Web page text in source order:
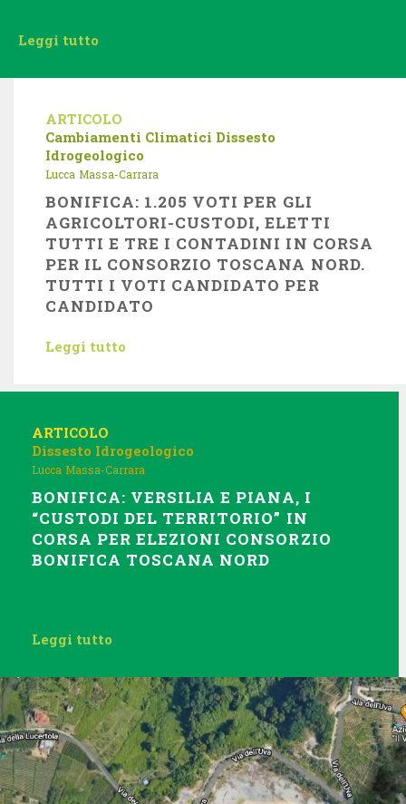
Leggi tutto
ARTICOLO
Cambiamenti Climatici Dissesto
Idrogeologico
Lucca Massa-Carrara
BONIFICA: 1.205 VOTI PER GLI
AGRICOLTORI-CUSTODI, ELETTI
TUTTI E TRE I CONTADINI IN CORSA
PER IL CONSORZIO TOSCANA NORD.
TUTTI I VOTI CANDIDATO PER
CANDIDATO
Leggi tutto
ARTICOLO
Dissesto Idrogeologico
Lucca Massa-Carrara
BONIFICA: VERSILIA E PIANA, I
“CUSTODI DEL TERRITORIO” IN
CORSA PER ELEZIONI CONSORZIO
BONIFICA TOSCANA NORD
Leggi tutto